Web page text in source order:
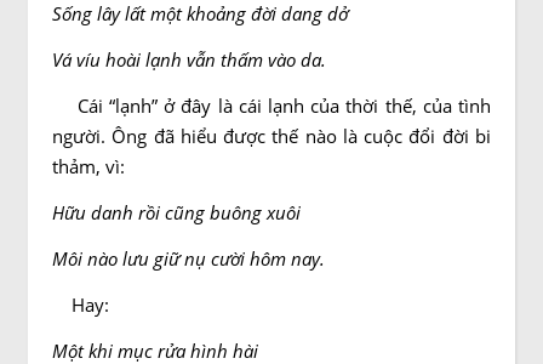
Sống lây lất một khoảng đời dang dở
Vá víu hoài lạnh vẫn thấm vào da.
Cái “lạnh” ở đây là cái lạnh của thời thế, của tình
người. Ông đã hiểu được thế nào là cuộc đổi đời bi
thảm, vì:
Hữu danh rồi cũng buông xuôi
Môi nào lưu giữ nụ cười hôm nay.
Hay:
Một khi mục rửa hình hài